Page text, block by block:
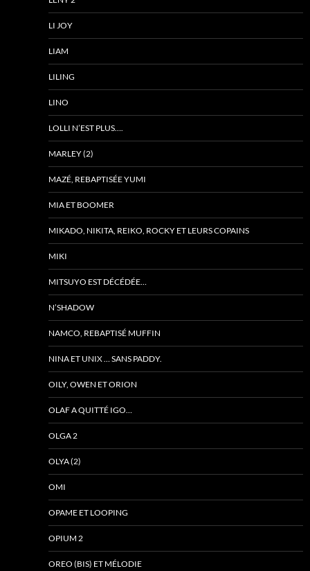
LI JOY
LIAM
LILING
LINO
LOLLI N’EST PLUS….
MARLEY (2)
MAZÉ, REBAPTISÉE YUMI
MIA ET BOOMER
MIKADO, NIKITA, REIKO, ROCKY ET LEURS COPAINS
MIKI
MITSUYO EST DÉCÉDÉE…
N’SHADOW
NAMCO, REBAPTISÉ MUFFIN
NINA ET UNIX … SANS PADDY.
OILY, OWEN ET ORION
OLAF A QUITTÉ IGO…
OLGA 2
OLYA (2)
OMI
OPAME ET LOOPING
OPIUM 2
OREO (BIS) ET MÉLODIE